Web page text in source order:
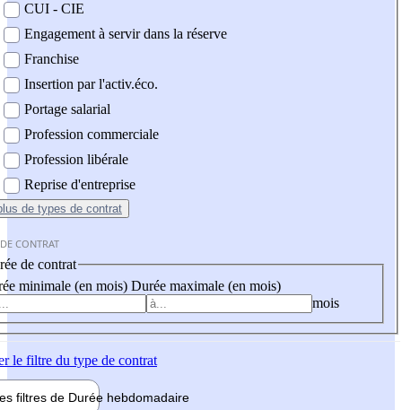
CUI - CIE
Engagement à servir dans la réserve
Franchise
Insertion par l'activ.éco.
Portage salarial
Profession commerciale
Profession libérale
Reprise d'entreprise
de types de contrat
CONTRAT
de contrat
minimale (en mois) Durée maximale (en mois)
mois
le filtre du type de contrat
filtres de Durée hebdomadaire